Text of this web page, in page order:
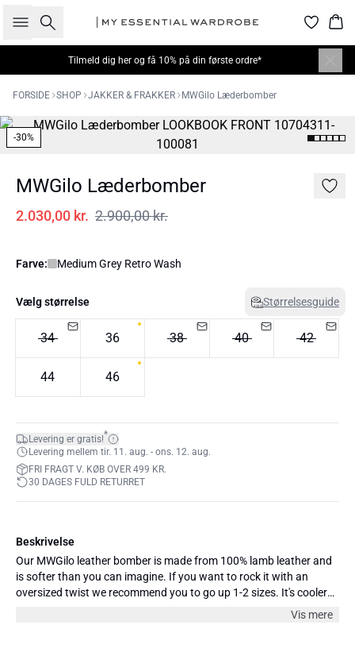
Søg
Tilmeld dig her og få 10% på din første ordre*
FORSIDE SHOP JAKKER & FRAKKER MWGilo Læderbomber
-30%
MWGilo Læderbomber
2.030,00 kr. 2.900,00 kr.
Farve: Medium Grey Retro Wash
Vælg størrelse Størrelsesguide
34 36 38 40 42
44 46
Levering er gratis!*
Levering mellem tir. 11. aug. - ons. 12. aug.
FRI FRAGT V. KØB OVER 499 KR.
30 DAGES FULD RETURRET
Beskrivelse
Our MWGilo leather bomber is made from 100% lamb leather and
is softer than you can imagine. If you want to rock it with an
oversized twist we recommend you to go up 1-2 sizes. It's cooler
Vis mere